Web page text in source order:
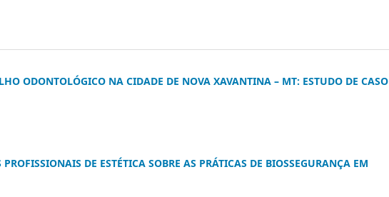
ODONTOLÓGICO NA CIDADE DE NOVA XAVANTINA – MT: ESTUDO DE CASO
DE ESTÉTICA SOBRE AS PRÁTICAS DE BIOSSEGURANÇA EM